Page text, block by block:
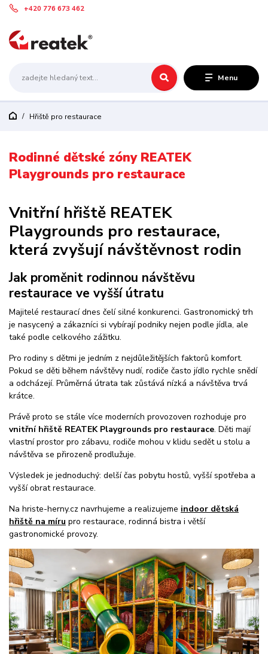
Menu
+420 776 673 462
Hřiště pro restaurace
Rodinné dětské zóny REATEK
Playgrounds pro restaurace
Vnitřní hřiště REATEK
Playgrounds pro restaurace,
která zvyšují návštěvnost rodin
Jak proměnit rodinnou návštěvu
restaurace ve vyšší útratu
Majitelé restaurací dnes čelí silné konkurenci. Gastronomický trh
je nasycený a zákazníci si vybírají podniky nejen podle jídla, ale
také podle celkového zážitku.
Pro rodiny s dětmi je jedním z nejdůležitějších faktorů komfort.
Pokud se děti během návštěvy nudí, rodiče často jídlo rychle snědí
a odcházejí. Průměrná útrata tak zůstává nízká a návštěva trvá
krátce.
Právě proto se stále více moderních provozoven rozhoduje pro
vnitřní hřiště REATEK Playgrounds pro restaurace. Děti mají
vlastní prostor pro zábavu, rodiče mohou v klidu sedět u stolu a
návštěva se přirozeně prodlužuje.
Výsledek je jednoduchý: delší čas pobytu hostů, vyšší spotřeba a
vyšší obrat restaurace.
Na hriste-herny.cz navrhujeme a realizujeme indoor dětská
hřiště na míru pro restaurace, rodinná bistra i větší
gastronomické provozy.